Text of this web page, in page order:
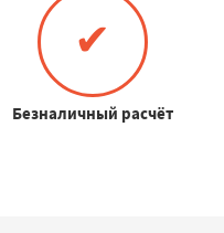
✔
Безналичный расчёт